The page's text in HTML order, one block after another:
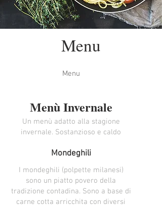
Menu
Menu
Menù Invernale
Un menù adatto alla stagione
invernale. Sostanzioso e caldo
Mondeghili
I mondeghili (polpette milanesi)
sono un piatto povero della
tradizione contadina. Sono a base di
carne cotta arricchita con diversi